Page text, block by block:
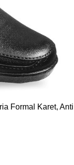
isi pesan agar
materi
Mengingat ...
Formal Karet, Anti